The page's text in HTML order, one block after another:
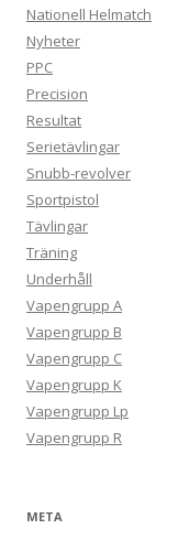
Nationell Helmatch
Nyheter
PPC
Precision
Resultat
Serietävlingar
Snubb-revolver
Sportpistol
Tävlingar
Träning
Underhåll
Vapengrupp A
Vapengrupp B
Vapengrupp C
Vapengrupp K
Vapengrupp Lp
Vapengrupp R
META